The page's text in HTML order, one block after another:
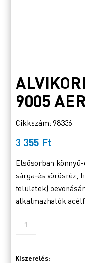
9005
Cikkszám: 98336
3 355 Ft
Elsősorban
sárga-és vörösréz,
felületek)
alkalmazhatók
Kiszerelés: